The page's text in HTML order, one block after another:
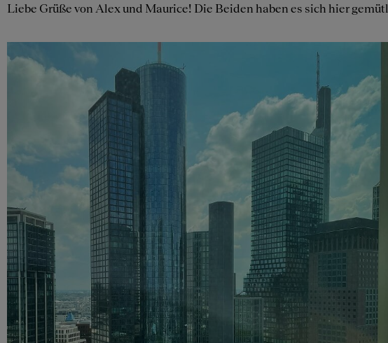
Liebe Grüße von Alex und Maurice! Die Beiden haben es sich hier